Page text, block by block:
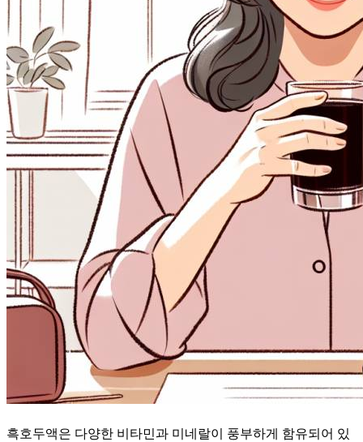
흑호두액은 다양한 비타민과 미네랄이 풍부하게 함유되어 있